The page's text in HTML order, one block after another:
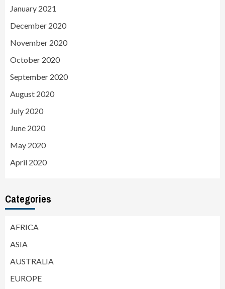
January 2021
December 2020
November 2020
October 2020
September 2020
August 2020
July 2020
June 2020
May 2020
April 2020
Categories
AFRICA
ASIA
AUSTRALIA
EUROPE